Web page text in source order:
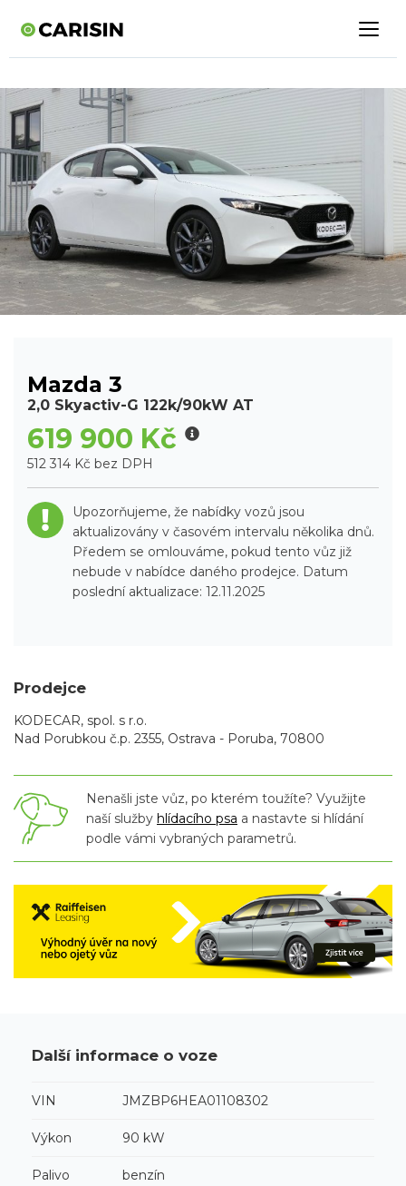
Mazda 3
2,0 Skyactiv-G 122k/90kW AT
619 900 Kč
512 314 Kč bez DPH
Upozorňujeme, že nabídky vozů jsou
aktualizovány v časovém intervalu několika dnů.
Předem se omlouváme, pokud tento vůz již
nebude v nabídce daného prodejce. Datum
poslední aktualizace: 12.11.2025
Prodejce
KODECAR, spol. s r.o.
Nad Porubkou č.p. 2355, Ostrava - Poruba, 70800
Nenašli jste vůz, po kterém toužíte? Využijte
naší služby hlídacího psa a nastavte si hlídání
podle vámi vybraných parametrů.
Další informace o voze
VIN JMZBP6HEA01108302
Výkon 90 kW
Palivo benzín